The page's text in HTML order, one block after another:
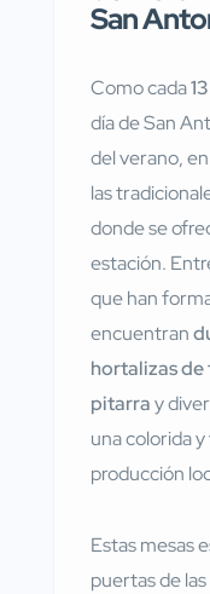
San
Como cada
día de San
del verano,
las
donde se
estación.
que han
encuentran
hortalizas
pitarray
una colorida
producción
Estas mesas
puertas de